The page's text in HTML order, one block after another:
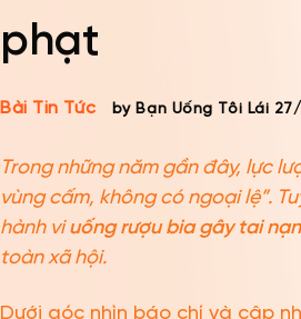
phạt
Bài Tin Tức by Bạn Uống Tôi Lái
Trong những năm gần đây, lực
vùng cấm, không có ngoại lệ”.
hành viuống rượu bia gây tai
toàn xã hội.
Dưới góc nhìn báo chí và cập